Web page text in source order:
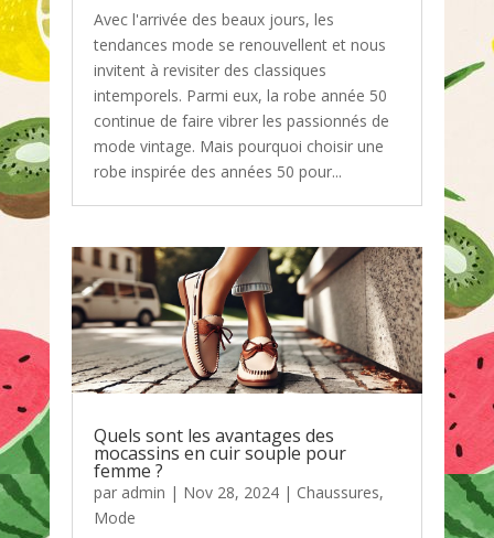
Avec l'arrivée des beaux jours, les
tendances mode se renouvellent et nous
invitent à revisiter des classiques
intemporels. Parmi eux, la robe année 50
continue de faire vibrer les passionnés de
mode vintage. Mais pourquoi choisir une
robe inspirée des années 50 pour...
Quels sont les avantages des
mocassins en cuir souple pour
femme ?
par admin | Nov 28, 2024| Chaussures,
Mode